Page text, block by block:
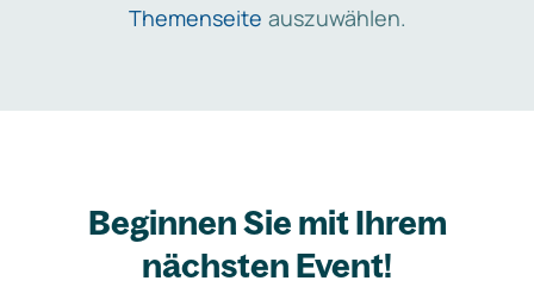
Themenseite auszuwählen.
Beginnen Sie mit Ihrem
nächsten Event!